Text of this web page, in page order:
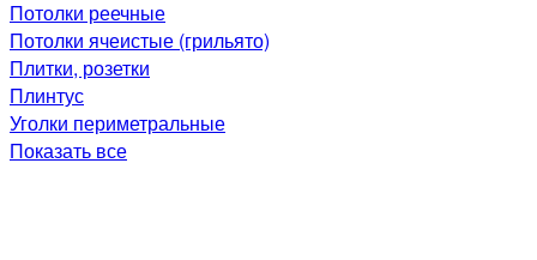
Потолки реечные
Потолки ячеистые (грильято)
Плитки, розетки
Плинтус
Уголки периметральные
Показать все